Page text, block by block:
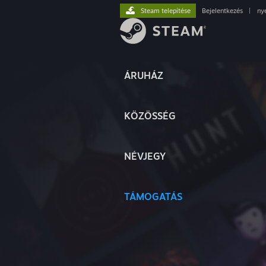
ÁRUHÁZ
KÖZÖSSÉG
NÉVJEGY
TÁMOGATÁS
Steam telepítése Bejelentkezés